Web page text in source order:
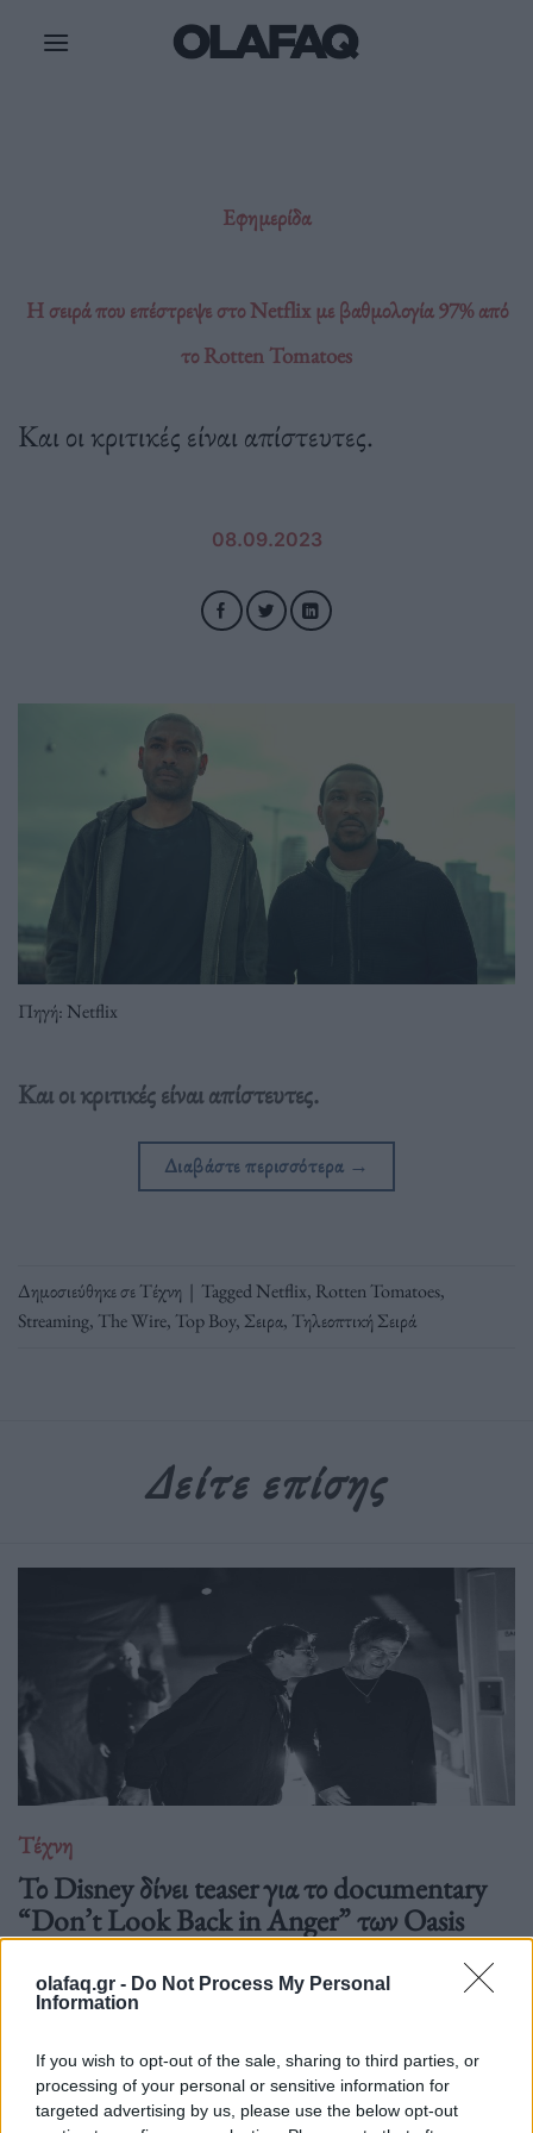
olafaq.gr - Do Not Process My Personal
Information
If you wish to opt-out of the sale, sharing to third parties, or
processing of your personal or sensitive information for
targeted advertising by us, please use the below opt-out
Εφημερίδα
Η σειρά που επέστρεψε στο Netflix με βαθμολογία 97% από
το Rotten Tomatoes
Και οι κριτικές είναι απίστευτες.
08.09.2023
Πηγή: Netflix
Και οι κριτικές είναι απίστευτες.
Διαβάστε περισσότερα →
Δημοσιεύθηκε σεΤέχνη | TaggedNetflix, Rotten Tomatoes,
Streaming, The Wire, Top Boy, Σειρα, Τηλεοπτική Σειρά
Δείτε επίσης
Τέχνη
Το Disney δίνει teaser για το documentary
“Don’t Look Back in Anger” των Oasis
Το "Don’t Look Back in Anger" καταγράφει την επανένωση
των Oasis και την sold-out περιοδεία “Oasis Live